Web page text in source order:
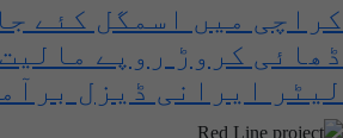
کراچی میں اسمگل کئے
ڈھائی کروڑ روپے مالیت
لیٹر ایرانی ڈیزل